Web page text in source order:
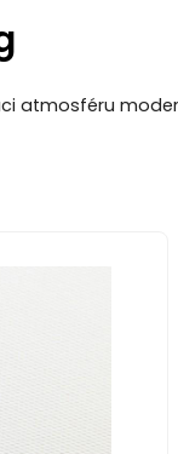
atmosféru